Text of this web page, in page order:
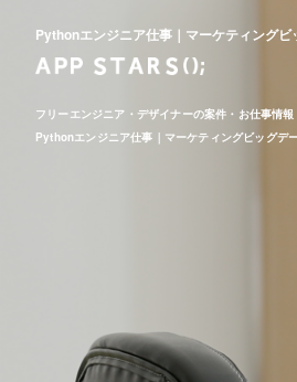
Pythonエンジニア仕事｜マーケティングビ
フリーエンジニア・デザイナーの案件・お仕事情報
Pythonエンジニア仕事｜マーケティングビッグデ